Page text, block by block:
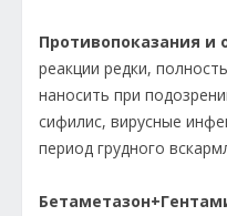
Противопоказания и
реакции редки,
наносить при
сифилис, вирусные
период грудного